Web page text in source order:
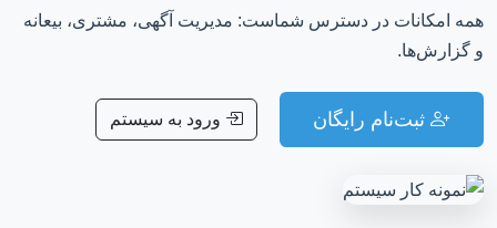
همه امکانات در دسترس شماست: مدیریت آگهی، مشتری، بیعانه
و گزارش‌ها.
ثبت‌نام رایگان ورود به سیستم